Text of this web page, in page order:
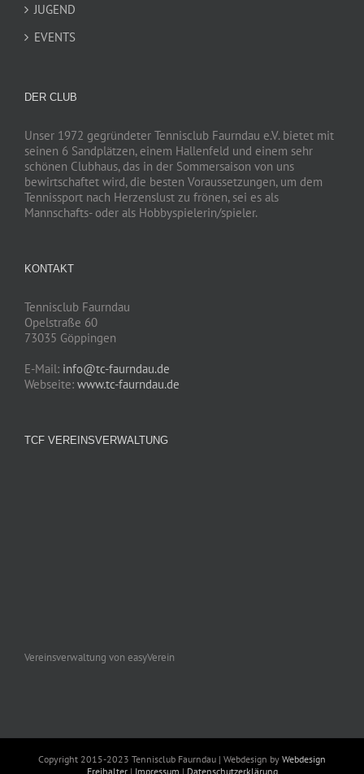
JUGEND
EVENTS
DER CLUB
Unser 1972 gegründeter Tennisclub Faurndau e.V. bietet mit
seinen 6 Sandplätzen, einem Hallenfeld und einem sehr
schönen Clubhaus, das in der Sommersaison von uns
bewirtschaftet wird, die besten Voraussetzungen, um dem
Tennissport nach Herzenslust zu frönen, sei es als
Mannschafts- oder als Hobbyspielerin/spieler.
KONTAKT
Tennisclub Faurndau
Opelstraße 60
73035 Göppingen
E-Mail: info@tc-faurndau.de
Webseite: www.tc-faurndau.de
TCF VEREINSVERWALTUNG
Vereinsverwaltung von easyVerein
Copyright 2015-2023 Tennisclub Faurndau | Webdesign by Webdesign
Freihalter| Impressum | Datenschutzerklärung